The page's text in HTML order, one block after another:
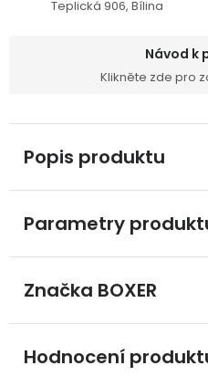
Teplická 906, Bílina
Návod k
Klikněte zde pro
Popis produktu
Parametry
Značka BOXER
Hodnocení